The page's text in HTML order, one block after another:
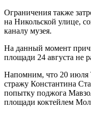
Ограничения также
на Никольской улице,
каналу музея.
На данный момент
площади 24 августа не
Напомним, что 20 июля
стражу Константина
попытку поджога
площади коктейлем